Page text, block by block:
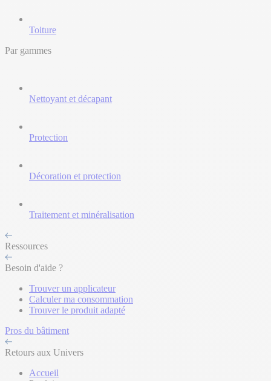
Toiture
Par gammes
Nettoyant et décapant
Protection
Décoration et protection
Traitement et minéralisation
Ressources
Besoin d'aide ?
Trouver un applicateur
Calculer ma consommation
Trouver le produit adapté
Pros du bâtiment
Retours aux Univers
Accueil